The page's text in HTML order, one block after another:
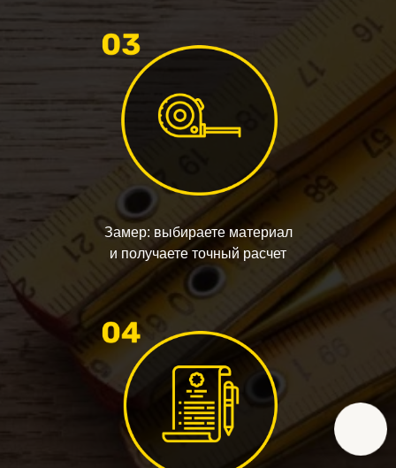
Замер: выбираете материал
и получаете точный расчет